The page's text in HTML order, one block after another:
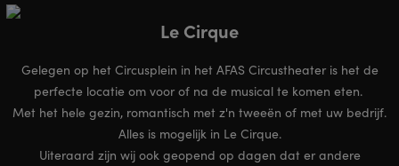
Le Cirque
Gelegen op het Circusplein in het AFAS Circustheater is het de
perfecte locatie om voor of na de musical te komen eten.
Met het hele gezin, romantisch met z'n tweeën of met uw bedrijf.
Alles is mogelijk in Le Cirque.
Uiteraard zijn wij ook geopend op dagen dat er andere